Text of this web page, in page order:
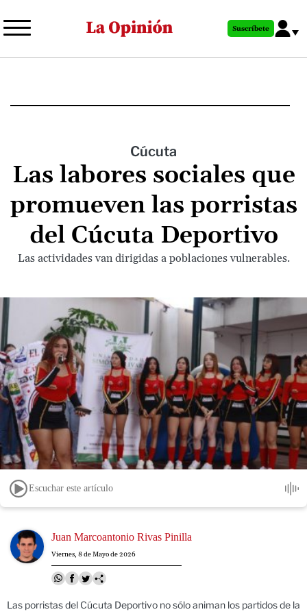
al
principal
Suscríbete
Cúcuta
Las labores sociales que
promueven las porristas
del Cúcuta Deportivo
Las actividades van dirigidas a poblaciones vulnerables.
Escuchar este artículo
Image Juan Marcoantonio Rivas Pinilla
Viernes, 8 de Mayo de 2026
Las porristas del Cúcuta Deportivo no sólo animan los partidos de la